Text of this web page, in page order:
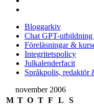
Bloggarkiv
Chat GPT-
Föreläsningar &
Integritetspolicy
Julkalenderfacit
Språkpolis, redaktör
Sidopanel
november 2006
M T O T F L
S